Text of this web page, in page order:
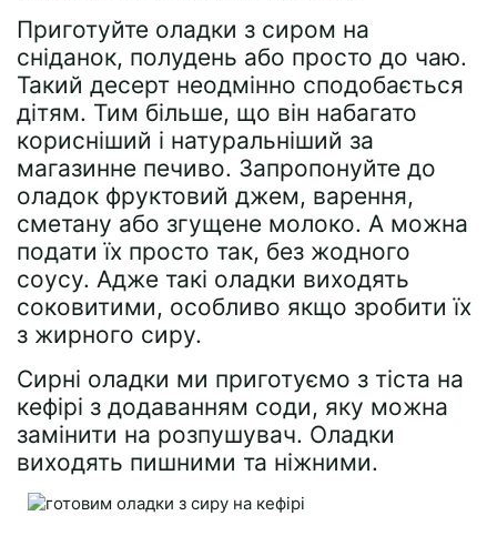
Приготуйте оладки з сиром на
сніданок, полудень або просто до чаю.
Такий десерт неодмінно сподобається
дітям. Тим більше, що він набагато
корисніший і натуральніший за
магазинне печиво. Запропонуйте до
оладок фруктовий джем, варення,
сметану або згущене молоко. А можна
подати їх просто так, без жодного
соусу. Адже такі оладки виходять
соковитими, особливо якщо зробити їх
з жирного сиру.
Сирні оладки ми приготуємо з тіста на
кефірі з додаванням соди, яку можна
замінити на розпушувач. Оладки
виходять пишними та ніжними.